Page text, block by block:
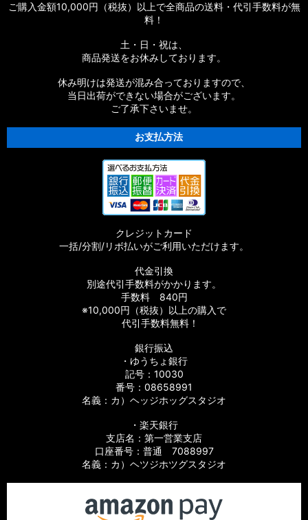
ご購入金額10,000円（税抜）以上で全商品の送料・代引手数料が無
料！
土・日・祝は、
商品発送をお休みしております。
休み明けは発送が混み合っておりますので、
当日出荷ができない場合がございます。
ご了承下さいませ。
お支払方法
クレジットカード
一括/分割/リボ払いがご利用いただけます。
代金引換
別途代引手数料がかかります。
手数料 840円
※10,000円（税抜）以上の購入で
代引手数料無料！
銀行振込
・ゆうちょ銀行
記号：10030
番号：08658991
名義：カ）ヘッジホッグスタジオ
・楽天銀行
支店名：第一営業支店
口座番号：普通 7088997
名義：カ）ヘツジホツグスタジオ